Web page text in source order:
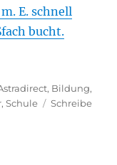
E. schnell
bucht.
, Bildung,
,Schule
Schreibe